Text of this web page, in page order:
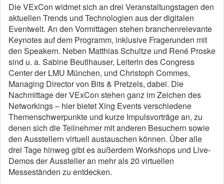
Die VExCon widmet sich an drei Veranstaltungstagen den
aktuellen Trends und Technologien aus der digitalen
Eventwelt. An den Vormittagen stehen branchenrelevante
Keynotes auf dem Programm, inklusive Fragerunden mit
den Speakern. Neben Matthias Schultze und René Proske
sind u. a. Sabine Beutlhauser, Leiterin des Congress
Center der LMU München, und Christoph Commes,
Managing Director von Bits & Pretzels, dabei. Die
Nachmittage der VExCon stehen ganz im Zeichen des
Networkings – hier bietet Xing Events verschiedene
Themenschwerpunkte und kurze Impulsvorträge an, zu
denen sich die Teilnehmer mit anderen Besuchern sowie
den Ausstellern virtuell austauschen können. Über alle
drei Tage hinweg gibt es außerdem Workshops und Live-
Demos der Aussteller an mehr als 20 virtuellen
Messeständen zu entdecken.